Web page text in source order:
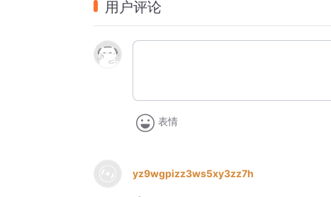
所以男主打小就不怎么跟周围的人交往，更多
是不可想像的。尤其是对一个还处于青春期的
就如同上一期的古见同学一样，现状就是用来
的时候被喜多川海梦——也就是我们的女主角
之后的剧情我就不能在剧透了，让我们回到原
用户评论
表情
yz9wgpizz3ws5xy3zz7h